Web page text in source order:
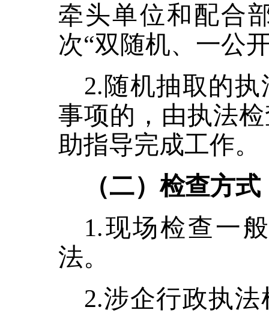
牵头单位和配合
次“双随机、一公
2.随机抽取的
事项的，由执法
助指导完成工作。
（二）检查方式
1.现场检查一
法。
2.涉企行政执